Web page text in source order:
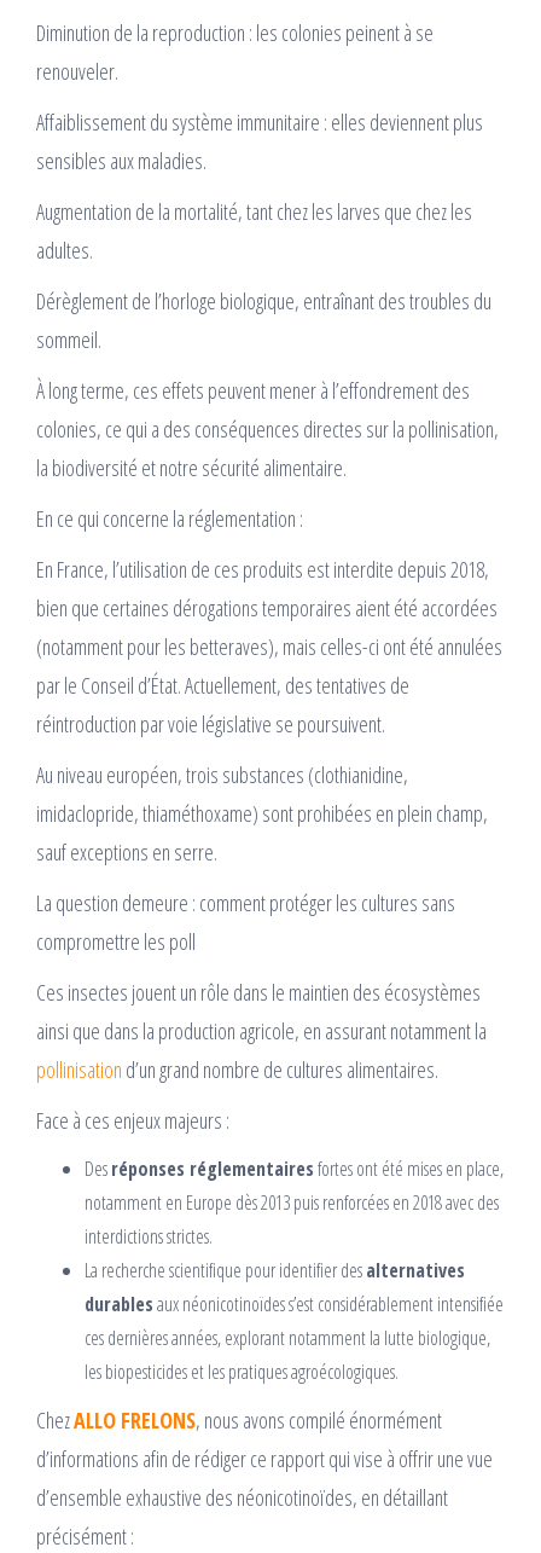
Diminution de la reproduction : les colonies peinent à se
renouveler.
Affaiblissement du système immunitaire : elles deviennent plus
sensibles aux maladies.
Augmentation de la mortalité, tant chez les larves que chez les
adultes.
Dérèglement de l’horloge biologique, entraînant des troubles du
sommeil.
À long terme, ces effets peuvent mener à l’effondrement des
colonies, ce qui a des conséquences directes sur la pollinisation,
la biodiversité et notre sécurité alimentaire.
En ce qui concerne la réglementation :
En France, l’utilisation de ces produits est interdite depuis 2018,
bien que certaines dérogations temporaires aient été accordées
(notamment pour les betteraves), mais celles-ci ont été annulées
par le Conseil d’État. Actuellement, des tentatives de
réintroduction par voie législative se poursuivent.
Au niveau européen, trois substances (clothianidine,
imidaclopride, thiaméthoxame) sont prohibées en plein champ,
sauf exceptions en serre.
La question demeure : comment protéger les cultures sans
compromettre les poll
Ces insectes jouent un rôle dans le maintien des écosystèmes
ainsi que dans la production agricole, en assurant notamment la
pollinisation d’un grand nombre de cultures alimentaires.
Face à ces enjeux majeurs :
Desréponses réglementairesfortes ont été mises en place,
notamment en Europe dès 2013 puis renforcées en 2018 avec des
interdictions strictes.
La recherche scientifique pour identifier desalternatives
durablesaux néonicotinoïdes s’est considérablement intensifiée
ces dernières années, explorant notamment la lutte biologique,
les biopesticides et les pratiques agroécologiques.
ChezALLO FRELONS, nous avons compilé énormément
d’informations afin de rédiger ce rapport qui vise à offrir une vue
d’ensemble exhaustive des néonicotinoïdes, en détaillant
précisément :